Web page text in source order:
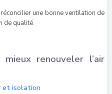
une bonne ventilation de
de qualité.
renouveler l’air
et isolation